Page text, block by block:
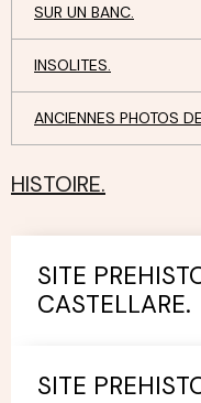
SUR UN BANC.
INSOLITES.
ANCIENNES PHOTOS
HISTOIRE.
SITE
CASTELLARE.
SITE